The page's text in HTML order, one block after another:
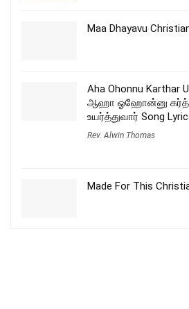
Maa Dhayavu
Aha Ohonnu Karthar
ஆஹா ஓஹோன்னு
உயர்த்துவார் Song
Rev. Alwin Thomas
Made For This